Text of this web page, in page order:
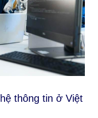
thông tin ở Việt